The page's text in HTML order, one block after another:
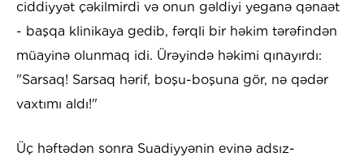
ciddiyyət çəkilmirdi və onun gəldiyi yeganə qənaət
- başqa klinikaya gedib, fərqli bir həkim tərəfindən
müayinə olunmaq idi. Ürəyində həkimi qınayırdı:
"Sarsaq! Sarsaq hərif, boşu-boşuna gör, nə qədər
vaxtımı aldı!"
Üç həftədən sonra Suadiyyənin evinə adsız-